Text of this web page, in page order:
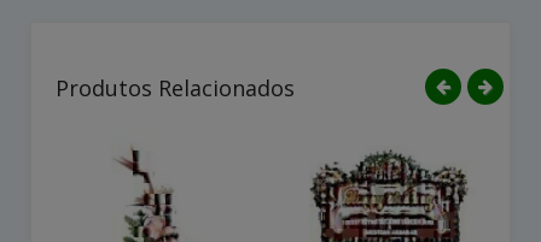
Produtos Relacionados